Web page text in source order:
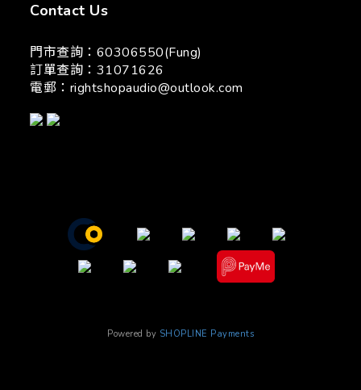
Contact Us
門市查詢：60306550(Fung)
訂單查詢：31071626
電郵： rightshopaudio@outlook.com
Powered by SHOPLINE Payments